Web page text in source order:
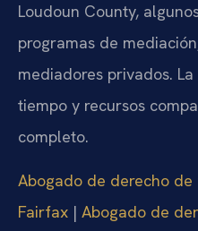
Loudoun County,
programas de
mediadores privados.
tiempo y recursos
completo.
Abogado de derecho
Fairfax | Abogado de